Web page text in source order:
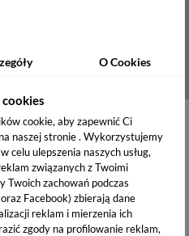
O Cookies
cookie, aby zapewnić Ci
naszej stronie . Wykorzystujemy
celu ulepszenia naszych usług,
związanych z Twoimi
Twoich zachowań podczas
Facebook) zbierają dane
reklam i mierzenia ich
zgody na profilowanie reklam,